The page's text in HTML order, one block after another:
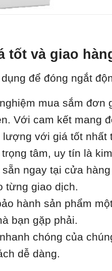
và giao
để đóng ngắt
mua sắm đơn
Với cam kết mang
với giá tốt nhất
tâm, uy tín là
ngay tại cửa
từng giao dịch.
hành sản phẩm
bạn gặp phải.
chóng của
dễ dàng.